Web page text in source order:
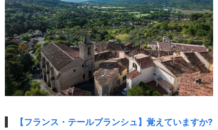
【フランス・テールブランシュ】覚えていますか?